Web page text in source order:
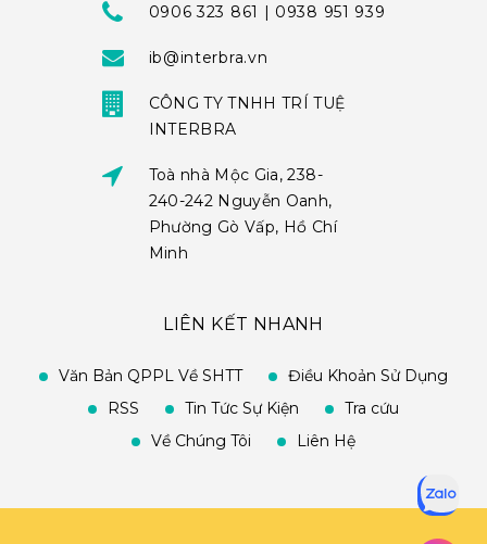
0906 323 861 | 0938 951 939
ib@interbra.vn
CÔNG TY TNHH TRÍ TUỆ
INTERBRA
Toà nhà Mộc Gia, 238-
240-242 Nguyễn Oanh,
Phường Gò Vấp, Hồ Chí
Minh
LIÊN KẾT NHANH
Văn Bản QPPL Về SHTT
Điều Khoản Sử Dụng
RSS
Tin Tức Sự Kiện
Tra cứu
Về Chúng Tôi
Liên Hệ